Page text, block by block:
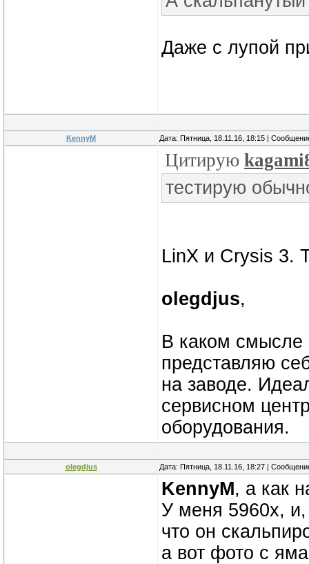
Даже с лупой
KennyM Дата: Пятница, 18.11.16, 18:15 |
Цитирую
тестирую
LinX и Crysis 3.
olegdjus,
В каком смысле
представляю
на заводе.
сервисном
оборудования.
olegdjus Дата: Пятница, 18.11.16, 18:27 |
KennyM, а как
У меня 5960х,
что он
а вот фото с